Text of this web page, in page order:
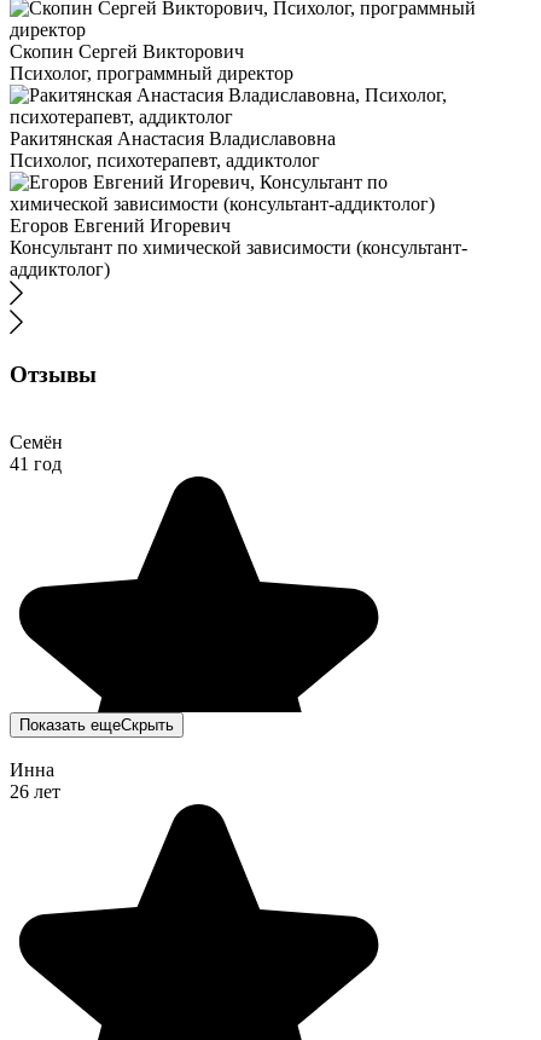
Скопин Сергей Викторович
Психолог, программный директор
Ракитянская Анастасия Владиславовна
Психолог, психотерапевт, аддиктолог
Егоров Евгений Игоревич
Консультант по химической зависимости (консультант-
аддиктолог)
Отзывы
Семён
41 год
Показать ещеСкрыть
Инна
26 лет